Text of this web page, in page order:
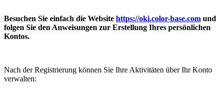
Besuchen Sie einfach die Website https://oki.color-base.com und
folgen Sie den Anweisungen zur Erstellung Ihres persönlichen
Kontos.
Nach der Registrierung können Sie Ihre Aktivitäten über Ihr Konto
verwalten: